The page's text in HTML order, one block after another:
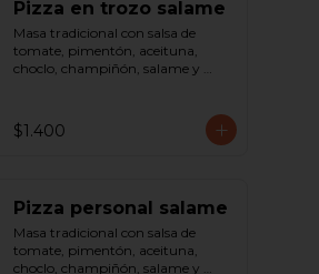
Pizza en trozo salame
Masa tradicional con salsa de
tomate, pimentón, aceituna,
choclo, champiñón, salame y
$1.400
Pizza personal salame
Masa tradicional con salsa de
tomate, pimentón, aceituna,
choclo, champiñón, salame y